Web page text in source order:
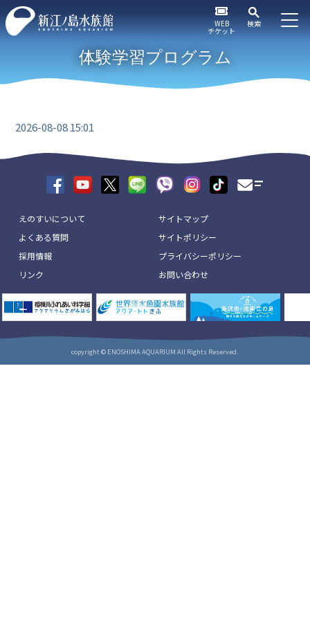
WEB
チケット
検索
体験学習プログラム
2026-08-08 15:01
えのすいについて
よくある質問
採用情報
リンク
サイトマップ
サイトポリシー
プライバシーポリシー
お問い合わせ
copyright © ENOSHIMA AQUARIUM All Rights Reserved.